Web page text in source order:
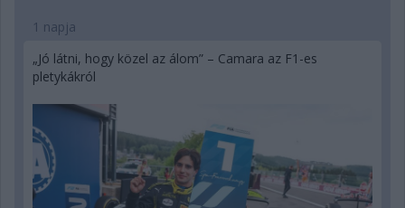
1 napja
„Jó látni, hogy közel az álom” – Camara az F1-es
pletykákról